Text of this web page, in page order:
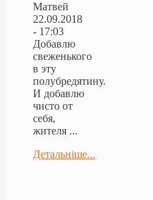
Матвей
22.09.2018
- 17:03
Добавлю
свеженького
в эту
полубредятину.
И добавлю
чисто от
себя,
жителя ...
Детальніше...